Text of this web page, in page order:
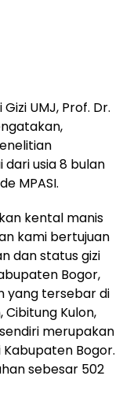
UMJ, Prof. Dr.
usia 8 bulan
MPASI.
kental manis
kami bertujuan
dan status gizi
Bogor,
yang tersebar di
Kulon,
merupakan
Bogor.
sebesar 502